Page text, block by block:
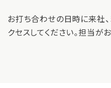
お打ち合わせの日時に来社
クセスしてください。担当が